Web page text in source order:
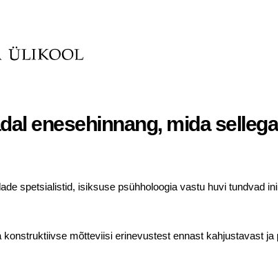
enesehinnang, mida
spetsialistid, isiksuse psühholoogia vastu huvi tundvad
konstruktiivse mõtteviisi erinevustest ennast kahjustavast